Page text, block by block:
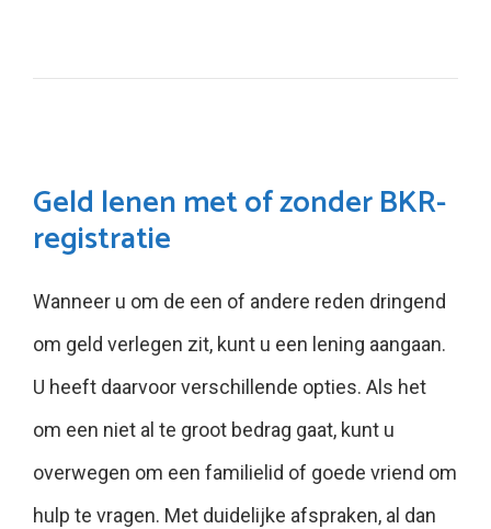
Geld lenen met of zonder BKR-
registratie
Wanneer u om de een of andere reden dringend
om geld verlegen zit, kunt u een lening aangaan.
U heeft daarvoor verschillende opties. Als het
om een niet al te groot bedrag gaat, kunt u
overwegen om een familielid of goede vriend om
hulp te vragen. Met duidelijke afspraken, al dan